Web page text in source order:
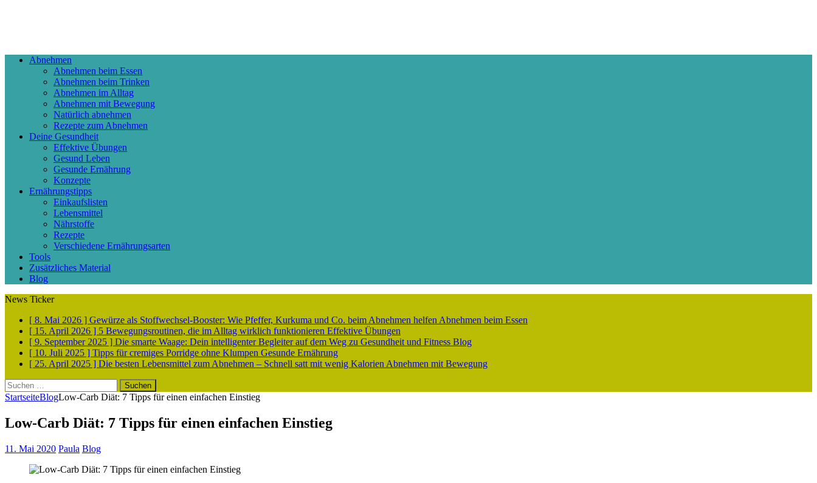
Abnehmen
Abnehmen beim Essen
Abnehmen beim Trinken
Abnehmen im Alltag
Abnehmen mit Bewegung
Natürlich abnehmen
Rezepte zum Abnehmen
Deine Gesundheit
Effektive Übungen
Gesund Leben
Gesunde Ernährung
Konzepte
Ernährungstipps
Einkaufslisten
Lebensmittel
Nährstoffe
Rezepte
Verschiedene Ernährungsarten
Tools
Zusätzliches Material
Blog
News Ticker
[ 8. Mai 2026 ] Gewürze als Stoffwechsel-Booster: Wie Pfeffer, Kurkuma und Co. beim Abnehmen helfen Abnehmen beim Essen
[ 15. April 2026 ] 5 Bewegungsroutinen, die im Alltag wirklich funktionieren Effektive Übungen
[ 9. September 2025 ] Die smarte Waage: Dein intelligenter Begleiter auf dem Weg zu Gesundheit und Fitness Blog
[ 10. Juli 2025 ] Tipps für cremiges Porridge ohne Klumpen Gesunde Ernährung
[ 25. April 2025 ] Die besten Lebensmittel zum Abnehmen – Schnell satt mit wenig Kalorien Abnehmen mit Bewegung
Suchen
nach:
StartseiteBlogLow-Carb Diät: 7 Tipps für einen einfachen Einstieg
Low-Carb Diät: 7 Tipps für einen einfachen Einstieg
11. Mai 2020 Paula Blog